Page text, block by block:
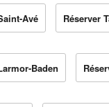
Avé Réserver
Baden